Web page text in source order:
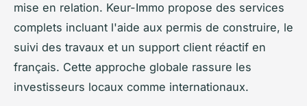
mise en relation. Keur-Immo propose des services
complets incluant l'aide aux permis de construire, le
suivi des travaux et un support client réactif en
français. Cette approche globale rassure les
investisseurs locaux comme internationaux.